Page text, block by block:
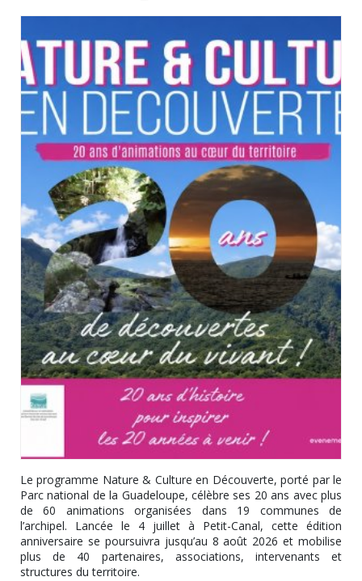
Le programme Nature & Culture en Découverte, porté par le
Parc national de la Guadeloupe, célèbre ses 20 ans avec plus
de 60 animations organisées dans 19 communes de
l’archipel. Lancée le 4 juillet à Petit-Canal, cette édition
anniversaire se poursuivra jusqu’au 8 août 2026 et mobilise
plus de 40 partenaires, associations, intervenants et
structures du territoire.